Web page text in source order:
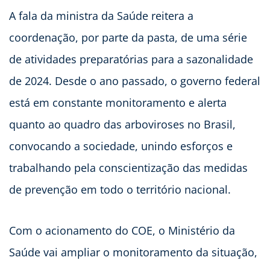
A fala da ministra da Saúde reitera a
coordenação, por parte da pasta, de uma série
de atividades preparatórias para a sazonalidade
de 2024. Desde o ano passado, o governo federal
está em constante monitoramento e alerta
quanto ao quadro das arboviroses no Brasil,
convocando a sociedade, unindo esforços e
trabalhando pela conscientização das medidas
de prevenção em todo o território nacional.
Com o acionamento do COE, o Ministério da
Saúde vai ampliar o monitoramento da situação,